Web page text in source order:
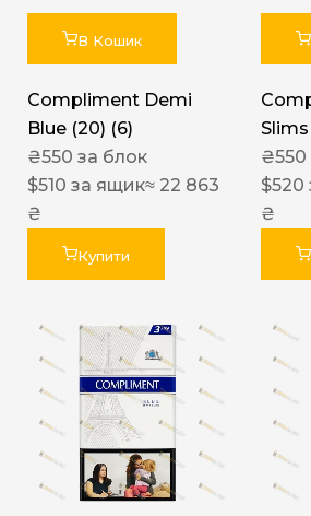
В Кошик
Compliment Demi
Blue (20) (6)
₴550 за блок
$510 за ящик≈ 22 863
₴
Купити
Slims
₴550
$520
₴